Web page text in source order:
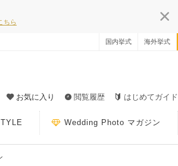
ちら
国内挙式 海外挙式
お気に入り 閲覧履歴 はじめてガイド
Wedding Photo マガジン